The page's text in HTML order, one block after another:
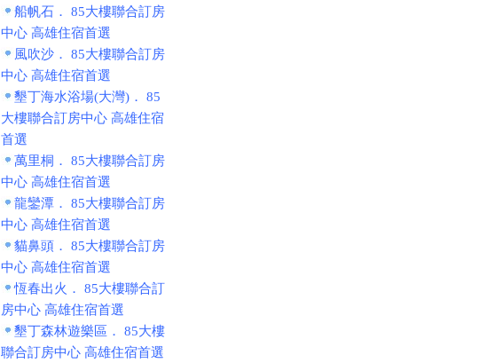
船帆石． 85大樓聯合訂房
中心 高雄住宿首選
風吹沙． 85大樓聯合訂房
中心 高雄住宿首選
墾丁海水浴場(大灣)． 85
大樓聯合訂房中心 高雄住宿
首選
萬里桐． 85大樓聯合訂房
中心 高雄住宿首選
龍鑾潭． 85大樓聯合訂房
中心 高雄住宿首選
貓鼻頭． 85大樓聯合訂房
中心 高雄住宿首選
恆春出火． 85大樓聯合訂
房中心 高雄住宿首選
墾丁森林遊樂區． 85大樓
聯合訂房中心 高雄住宿首選